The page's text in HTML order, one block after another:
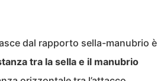
dal rapporto sella-manubrio è
tra la sella e il manubrio